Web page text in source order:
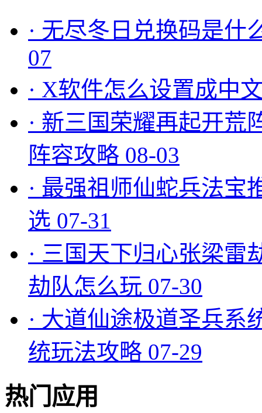
· 无尽冬日兑换码是什
07
· X软件怎么设置成中
· 新三国荣耀再起开荒
阵容攻略 08-03
· 最强祖师仙蛇兵法宝
选 07-31
· 三国天下归心张梁雷
劫队怎么玩 07-30
· 大道仙途极道圣兵系
统玩法攻略 07-29
热门应用